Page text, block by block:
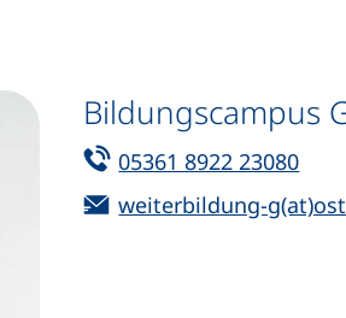
Bildungscampus
Tel:
05361 8922 23080
E-Mail:
weiterbildung-